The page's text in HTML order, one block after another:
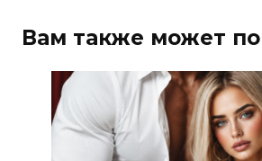
Вам также может